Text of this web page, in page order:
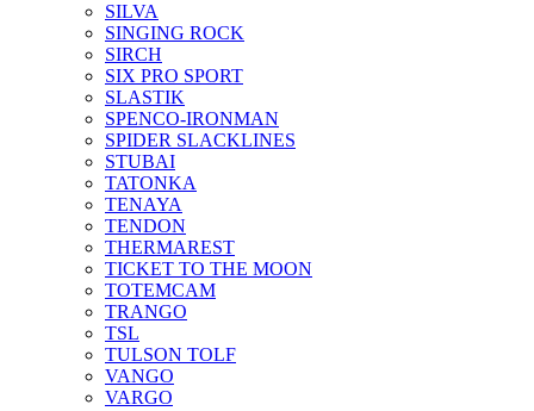
SILVA
SINGING ROCK
SIRCH
SIX PRO SPORT
SLASTIK
SPENCO-IRONMAN
SPIDER SLACKLINES
STUBAI
TATONKA
TENAYA
TENDON
THERMAREST
TICKET TO THE MOON
TOTEMCAM
TRANGO
TSL
TULSON TOLF
VANGO
VARGO